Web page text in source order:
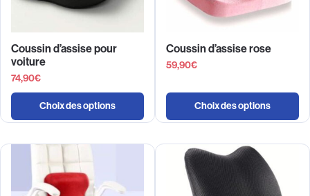
Coussin d’assise pour
voiture
74,90€
Choix des options
Coussin d’assise rose
59,90€
Choix des options